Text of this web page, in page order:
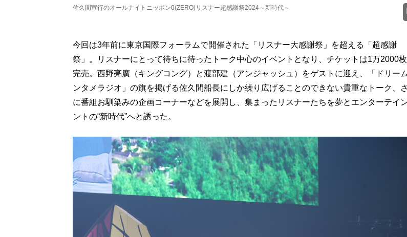
佐久間宣行のオールナイトニッポン0(ZERO)リスナー超感謝祭2024～新時代～
今回は3年前に東京国際フォーラムで開催された「リスナー大感謝祭」を超える「超感謝
祭」。リスナーにとって待ちに待ったトーク中心のイベントとなり、チケットは1万2000
完売。西野亮廣（キングコング）と渡部建（アンジャッシュ）をゲストに迎え、「ドリー
ンタメラジオ」の旗を掲げる佐久間船長にしか繰り広げることのできない貴重なトーク、
に番組お馴染みの企画コーナーなどを展開し、集まったリスナーたちを夢とエンターテイ
ントの“新時代”へと誘った。